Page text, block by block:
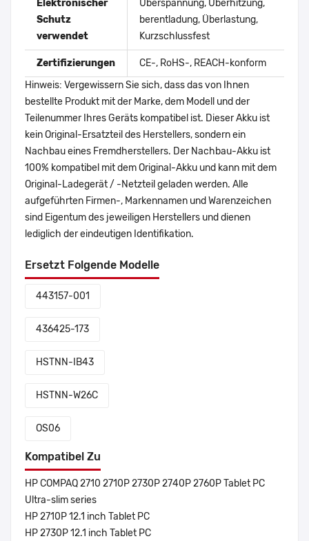
Elektronischer
Schutz
verwendet
Überspannung, Überhitzung,
berentladung, Überlastung,
Kurzschlussfest
Zertifizierungen
CE-, RoHS-, REACH-konform
Hinweis: Vergewissern Sie sich, dass das von Ihnen
bestellte Produkt mit der Marke, dem Modell und der
Teilenummer Ihres Geräts kompatibel ist. Dieser Akku ist
kein Original-Ersatzteil des Herstellers, sondern ein
Nachbau eines Fremdherstellers. Der Nachbau-Akku ist
100% kompatibel mit dem Original-Akku und kann mit dem
Original-Ladegerät / -Netzteil geladen werden. Alle
aufgeführten Firmen-, Markennamen und Warenzeichen
sind Eigentum des jeweiligen Herstellers und dienen
lediglich der eindeutigen Identifikation.
Ersetzt Folgende Modelle
443157-001
436425-173
HSTNN-IB43
HSTNN-W26C
OS06
Kompatibel Zu
HP COMPAQ 2710 2710P 2730P 2740P 2760P Tablet PC
Ultra-slim series
HP 2710P 12.1 inch Tablet PC
HP 2730P 12.1 inch Tablet PC